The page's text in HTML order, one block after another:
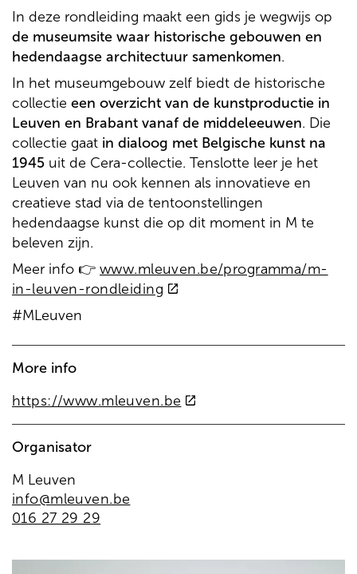
In deze rondleiding maakt een gids je wegwijs op
de museumsite waar historische gebouwen en
hedendaagse architectuur samenkomen.
In het museumgebouw zelf biedt de historische
collectie een overzicht van de kunstproductie in
Leuven en Brabant vanaf de middeleeuwen. Die
collectie gaat in dialoog met Belgische kunst na
1945 uit de Cera-collectie. Tenslotte leer je het
Leuven van nu ook kennen als innovatieve en
creatieve stad via de tentoonstellingen
hedendaagse kunst die op dit moment in M te
beleven zijn.
Meer info 👉 www.mleuven.be/programma/m-
in-leuven-rondleiding (externe
#MLeuven
More info
https://www.mleuven.be (externe
link)
Organisator
M Leuven
info@mleuven.be
016 27 29 29